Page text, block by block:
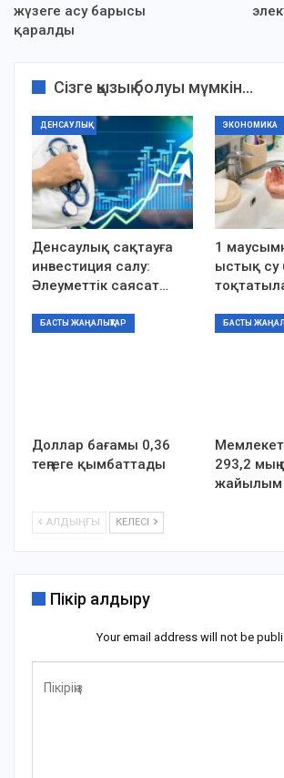
жүзеге асу барысы
қаралды
Сізге қызық болуы мүмкін...
ДЕНСАУЛЫҚ
Денсаулық сақтауға
инвестиция салу:
Әлеуметтік саясат…
ЭКОНОМИКА
1
ыстық су
БАСТЫ ЖАҢАЛЫҚТАР
Доллар бағамы 0,36
теңгеге қымбаттады
БАСТЫ
Мемлекет
293,2 мың
жайылым
АЛДЫҢҒЫ КЕЛЕСІ
Пікір қалдыру
Your email address will not be